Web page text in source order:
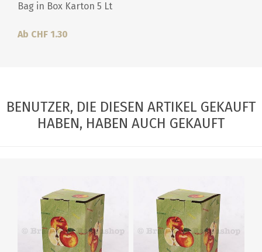
Bag in Box Karton 5 Lt
Ab CHF 1.30
BENUTZER, DIE DIESEN ARTIKEL GEKAUFT
HABEN, HABEN AUCH GEKAUFT